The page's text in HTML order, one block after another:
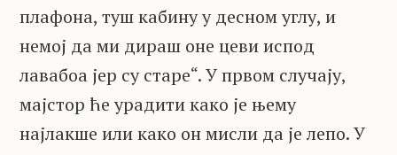
плафона, туш кабину у десном углу, и
немој да ми дираш оне цеви испод
лавабоа јер су старе“. У првом случају,
мајстор ће урадити како је њему
најлакше или како он мисли да је лепо. У